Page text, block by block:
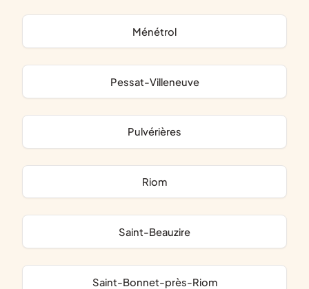
Ménétrol
Pessat-Villeneuve
Pulvérières
Riom
Saint-Beauzire
Saint-Bonnet-près-Riom